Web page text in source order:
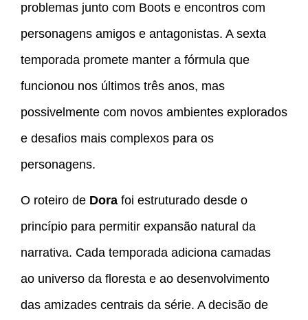
problemas junto com Boots e encontros com
personagens amigos e antagonistas. A sexta
temporada promete manter a fórmula que
funcionou nos últimos três anos, mas
possivelmente com novos ambientes explorados
e desafios mais complexos para os
personagens.
O roteiro de Dora foi estruturado desde o
princípio para permitir expansão natural da
narrativa. Cada temporada adiciona camadas
ao universo da floresta e ao desenvolvimento
das amizades centrais da série. A decisão de